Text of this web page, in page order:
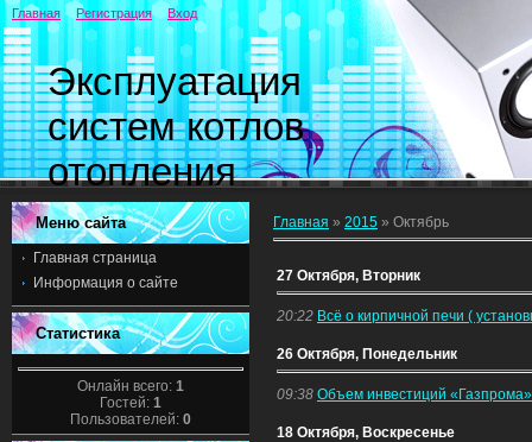
Эксплуатация
систем котлов
отопления
Главная Регистрация Вход
Меню сайта
Главная страница
Информация о сайте
Статистика
Онлайн всего: 1
Гостей: 1
Пользователей: 0
Главная » 2015 » Октябрь
27 Октября, Вторник
20:22 Всё о кирпичной печи (
26 Октября, Понедельник
09:38 Объем инвестиций «Газпрома»
18 Октября, Воскресенье